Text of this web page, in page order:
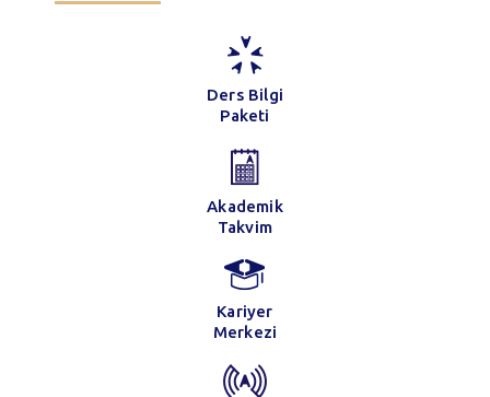
Ders Bilgi
Paketi
Akademik
Takvim
Kariyer
Merkezi